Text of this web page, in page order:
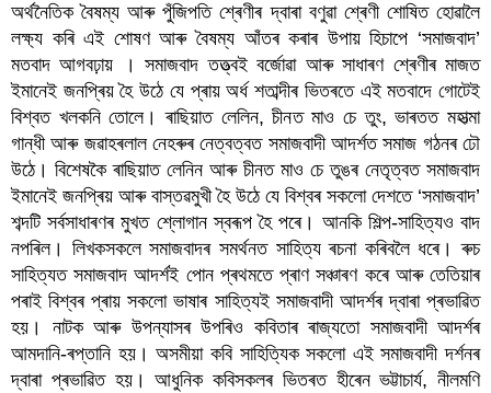
অৰ্থনৈতিক বৈষম্য আৰু পুঁজিপতি শ্ৰেণীৰ দ্বাৰা বণুৱা শ্ৰেণী শোষিত হোৱালৈ
লক্ষ্য কৰি এই শোষণ আৰু বৈষম্য আঁতৰ কৰাৰ উপায় হিচাপে ‘সমাজবাদ’
মতবাদ আগবঢ়ায় । সমাজবাদ তত্ত্বই বৰ্জোৱা আৰু সাধাৰণ শ্ৰেণীৰ মাজত
ইমানেই জনপ্ৰিয় হৈ উঠে যে প্ৰায় অৰ্ধ শতাব্দীৰ ভিতৰতে এই মতবাদে গোটেই
বিশ্বত খলকনি তোলে। ৰাছিয়াত লেলিন, চীনত মাও চে তুং, ভাৰতত মহাত্মা
গান্ধী আৰু জৱাহৰলাল নেহৰুৰ নেত্বত্বত সমাজবাদী আদৰ্শত সমাজ গঠনৰ ঢৌ
উঠে। বিশেষকৈ ৰাছিয়াত লেনিন আৰু চীনত মাও চে তুঙৰ নেতৃত্বত সমাজবাদ
ইমানেই জনপ্ৰিয় আৰু বাস্তৱমুখী হৈ উঠে যে বিশ্বৰ সকলো দেশতে ‘সমাজবাদ’
শব্দটি সৰ্বসাধাৰণৰ মুখত শ্লোগান স্বৰূপ হৈ পৰে। আনকি শিল্প-সাহিত্যও বাদ
নপৰিল। লিখকসকলে সমাজবাদৰ সমৰ্থনত সাহিত্য ৰচনা কৰিবলৈ ধৰে। ৰুচ
সাহিত্যত সমাজবাদ আদৰ্শই পোন প্ৰথমতে প্ৰাণ সঞ্চাৰণ কৰে আৰু তেতিয়াৰ
পৰাই বিশ্বৰ প্ৰায় সকলো ভাষাৰ সাহিত্যই সমাজবাদী আদৰ্শৰ দ্বাৰা প্ৰভাৱিত
হয়। নাটক আৰু উপন্যাসৰ উপৰিও কবিতাৰ ৰাজ্যতো সমাজবাদী আদৰ্শৰ
আমদানি-ৰপ্তানি হয়। অসমীয়া কবি সাহিত্যিক সকলো এই সমাজবাদী দৰ্শনৰ
দ্বাৰা প্ৰভাৱিত হয়। আধুনিক কবিসকলৰ ভিতৰত হীৰেন ভট্টাচাৰ্য, নীলমণি